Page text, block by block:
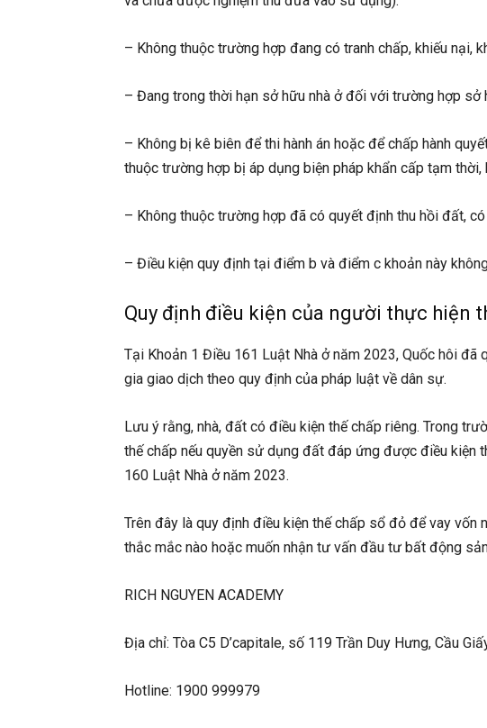
– Không thuộc trường hợp đang có tranh chấp, khiếu nại,
– Đang trong thời hạn sở hữu nhà ở đối với trường hợp sở
– Không bị kê biên để thi hành án hoặc để chấp hành
thuộc trường hợp bị áp dụng biện pháp khẩn cấp tạm
– Không thuộc trường hợp đã có quyết định thu hồi đất,
– Điều kiện quy định tại điểm b và điểm c khoản này
Quy định điều kiện của người thực hiện
Tại Khoản 1 Điều 161 Luật Nhà ở năm 2023, Quốc hôi
gia giao dịch theo quy định của pháp luật về dân sự.
Lưu ý rằng, nhà, đất có điều kiện thế chấp riêng. Trong
thế chấp nếu quyền sử dụng đất đáp ứng được điều
160 Luật Nhà ở năm 2023.
Trên đây là quy định điều kiện thế chấp sổ đỏ để vay
thắc mắc nào hoặc muốn nhận tư vấn đầu tư bất động
RICH NGUYEN ACADEMY
Địa chỉ: Tòa C5 D’capitale, số 119 Trần Duy Hưng, Cầu
Hotline: 1900 999979